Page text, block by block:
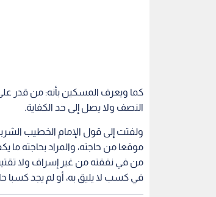
كما ويعرف المسكين بأنه: من قدر
النصف ولا يصل إلى حد الكفاية.
ولفتت إلى قول الإمام الخطيب
موقعا من حاجته، والمراد بحاجته ما
من في نفقته من غير إسراف ولا
في كسب لا يليق به، أو لم يجد كسبا